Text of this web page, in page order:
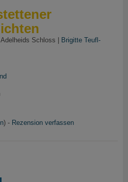
Schloss |
Brigitte Teufl-
) - Rezension verfassen